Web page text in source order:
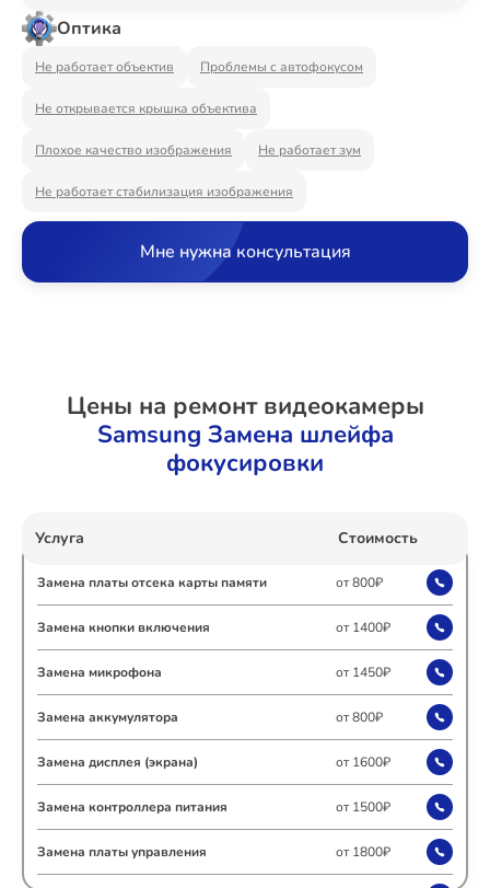
Оптика
Не работает объектив Проблемы с автофокусом
Не открывается крышка объектива
Плохое качество изображения Не работает зум
Не работает стабилизация изображения
Мне нужна консультация
Цены на ремонт видеокамеры
Samsung Замена шлейфа
фокусировки
Услуга Стоимость
Замена платы отсека карты памяти от 800₽
Замена кнопки включения от 1400₽
Замена микрофона от 1450₽
Замена аккумулятора от 800₽
Замена дисплея (экрана) от 1600₽
Замена контроллера питания от 1500₽
Замена платы управления от 1800₽
Ремонт Вытяжек
Ремонт Холодильных камер
Ремонт Морозильных камер
Ремонт Кондиционеров
Ремонт ТВ-приставок
Ремонт Сушильных машин